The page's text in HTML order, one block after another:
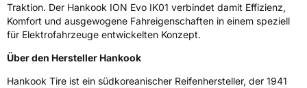
Rollgeräusch (dB)69
3PMSF / Schneeflockensymbol / Alpine-SymbolNein
Traktion. Der Hankook ION Evo IK01 verbindet damit Effizienz,
Komfort und ausgewogene Fahreigenschaften in einem speziell
für Elektrofahrzeuge entwickelten Konzept.
Über den Hersteller Hankook
Hankook Tire ist ein südkoreanischer Reifenhersteller, der 1941